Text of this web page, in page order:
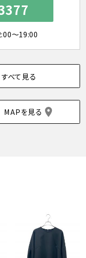
～19:00
べて見る
MAPを見る